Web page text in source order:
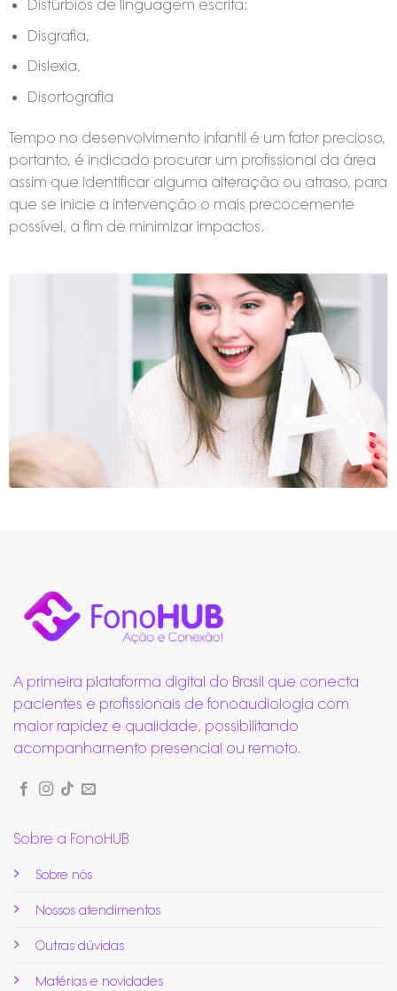
Distúrbios de linguagem escrita:
Disgrafia,
Dislexia,
Disortografia
Tempo no desenvolvimento infantil é um fator precioso,
portanto, é indicado procurar um profissional da área
assim que identificar alguma alteração ou atraso, para
que se inicie a intervenção o mais precocemente
possível, a fim de minimizar impactos.
A primeira plataforma digital do Brasil que conecta
pacientes e profissionais de fonoaudiologia com
maior rapidez e qualidade, possibilitando
acompanhamento presencial ou remoto.
Sobre a FonoHUB
Sobre nós
Nossos atendimentos
Outras dúvidas
Matérias e novidades